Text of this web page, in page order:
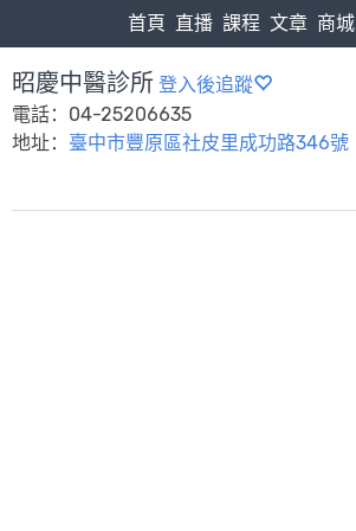
首頁 直播 課程 文章 商城
昭慶中醫診所 登入後追蹤
電話：04-25206635
地址： 臺中市豐原區社皮里成功路346號